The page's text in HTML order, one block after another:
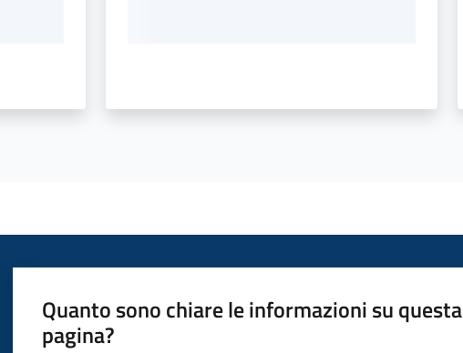
Quanto sono chiare le informazioni su questa
pagina?